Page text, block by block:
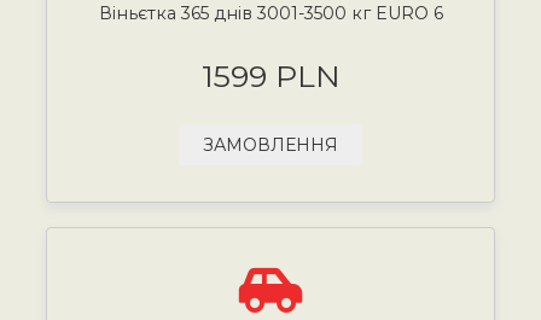
Віньєтка 365 днів 3001-3500 кг EURO 6
1599 PLN
ЗАМОВЛЕННЯ